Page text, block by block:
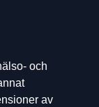
och
av